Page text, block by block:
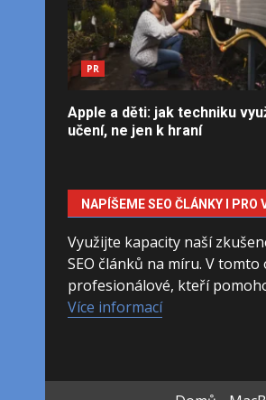
PR
Apple a děti: jak techniku
učení, ne jen k hraní
NAPÍŠEME SEO ČLÁNKY I PRO
Využijte kapacity naší
SEO článků na míru. V
profesionálové, kteří
Více informací